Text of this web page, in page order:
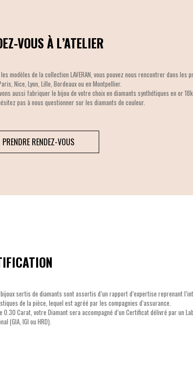
VOUS À L’ATELIER
modèles de la collection LAVERAN, vous pouvez nous rencontrer dans les
Nice, Lyon, Lille, Bordeaux ou en Montpellier.
aussi fabriquer le bijou de votre choix en diamants synthétiques en or
pas à nous questionner sur les diamants de couleur.
PRENDRE RENDEZ-VOUS
sertis de diamants sont assortis d’un rapport d’expertise reprenant
de la pièce, lequel est agréé par les compagnies d’assurance.
0.30 Carat, votre Diamant sera accompagné d’un Certificat délivré par un
(GIA, IGI ou HRD).